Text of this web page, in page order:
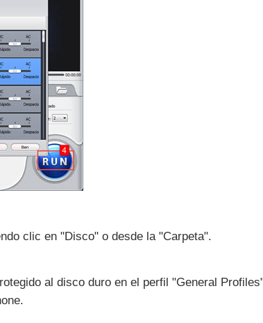
clic en "Disco" o desde la "Carpeta".
al disco duro en el perfil "General